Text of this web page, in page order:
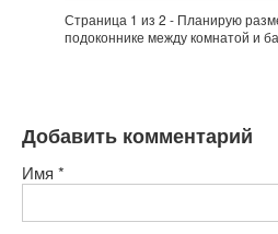
Страница 1 из 2 - Планирую
подоконнике между комнатой и
Добавить комментарий
Имя *